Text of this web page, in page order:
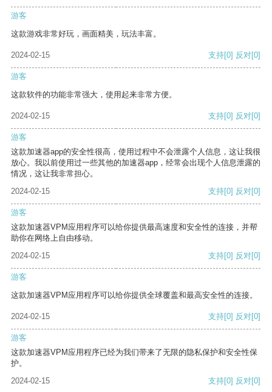
游客
这款游戏非常好玩，画面精美，玩法丰富。
2024-02-15 支持[0] 反对[0]
游客
这款软件的功能非常强大，使用起来非常方便。
2024-02-15 支持[0] 反对[0]
游客
这款加速器app的安全性很高，使用过程中不会泄露个人信息，这让我很
放心。我以前使用过一些其他的加速器app，经常会出现个人信息泄露的
情况，这让我非常担心。
2024-02-15
支持[0] 反对[0]
游客
这款加速器VPM应用程序可以给你提供最高速度和安全性的连接，并帮
助你在网络上自由移动。
2024-02-15
支持[0] 反对[0]
游客
这款加速器VPM应用程序可以给你提供全球覆盖和最高安全性的连接。
2024-02-15 支持[0] 反对[0]
游客
这款加速器VPM应用程序已经为我们带来了无限的隐私保护和安全性保
护。
2024-02-15
支持[0] 反对[0]